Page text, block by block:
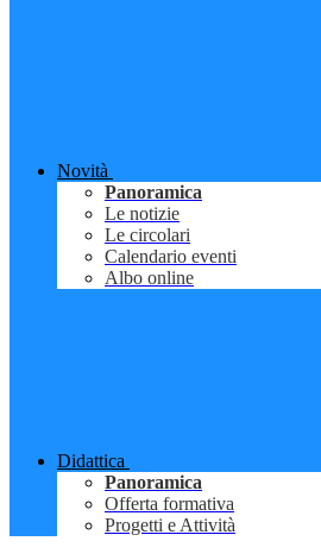
Novità
Panoramica
Le notizie
Le circolari
Calendario eventi
Albo online
Didattica
Panoramica
Offerta formativa
Progetti e Attività